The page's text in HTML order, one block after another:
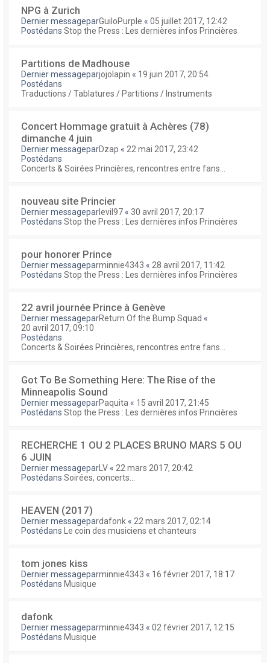
NPG à Zurich
Dernier messageparGuiloPurple « 05 juillet 2017, 12:42
Postédans Stop the Press : Les dernières infos Princières
Partitions de Madhouse
Dernier messageparjojolapin « 19 juin 2017, 20:54
Postédans
Traductions / Tablatures / Partitions / Instruments
Concert Hommage gratuit à Achères (78)
dimanche 4 juin
Dernier messageparDzap « 22 mai 2017, 23:42
Postédans
Concerts & Soirées Princières, rencontres entre fans...
nouveau site Princier
Dernier messageparlevil97 « 30 avril 2017, 20:17
Postédans Stop the Press : Les dernières infos Princières
pour honorer Prince
Dernier messageparminnie4343 « 28 avril 2017, 11:42
Postédans Stop the Press : Les dernières infos Princières
22 avril journée Prince à Genève
Dernier messageparReturn Of the Bump Squad «
20 avril 2017, 09:10
Postédans
Concerts & Soirées Princières, rencontres entre fans...
Got To Be Something Here: The Rise of the
Minneapolis Sound
Dernier messageparPaquita « 15 avril 2017, 21:45
Postédans Stop the Press : Les dernières infos Princières
RECHERCHE 1 OU 2 PLACES BRUNO MARS 5 OU
6 JUIN
Dernier messagepar LV « 22 mars 2017, 20:42
Postédans Soirées, concerts...
HEAVEN (2017)
Dernier messagepardafonk « 22 mars 2017, 02:14
Postédans
Le coin des musiciens et chanteurs
tom jones kiss
Dernier messageparminnie4343 « 16 février 2017, 18:17
Postédans Musique
dafonk
Dernier messageparminnie4343 « 02 février 2017, 12:15
Postédans Musique